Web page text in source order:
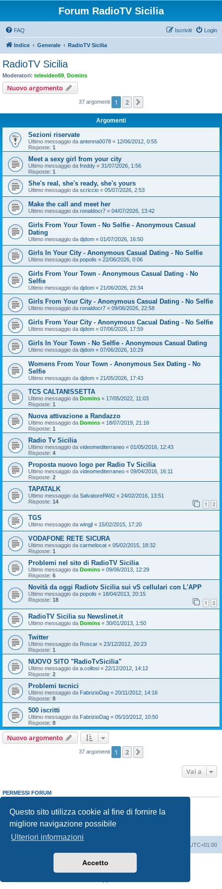
Questo sito utilizza cookie al fine di fornire la
migliore navigazione possibile
Ulteriori informazioni
Accetto
Forum RadioTV Sicilia
FAQ Login
Iscriviti
Indice Generale RadioTV Sicilia
RadioTV Sicilia
Moderatori: televideo69 Domins
Nuovo argomento
37 argomenti 1 2
Argomenti
Sezioni riservate
Ultimo messaggio da antenna0078 « 12/06/2012, 0:55
Risposte: 1
Meet a sexy girl from your city
Ultimo messaggio da freddy « 31/07/2026, 1:56
Risposte: 1
She's real, she's ready, she's yours
Ultimo messaggio da scriccio « 05/07/2026, 2:53
Make the call and meet her
Ultimo messaggio da ronaldocr7 « 04/07/2026, 13:42
Girls From Your Town - No Selfie - Anonymous Casual
Dating
Ultimo messaggio da djdom « 01/07/2026, 16:50
Girls In Your City - Anonymous Casual Dating - No Selfie
Ultimo messaggio da popolis « 22/06/2026, 0:06
Girls From Your Town - Anonymous Casual Dating - No
Selfie
Ultimo messaggio da djdom « 21/06/2026, 23:34
Girls From Your City - Anonymous Casual Dating - No Selfie
Ultimo messaggio da ronaldocr7 « 09/06/2026, 22:58
Girls From Your City - Anonymous Cacual Dating - No Selfie
Ultimo messaggio da djdom « 07/06/2026, 17:59
Girls In Your Town - No Selfie - Anonymous Casual Dating
Ultimo messaggio da djdom « 07/06/2026, 10:29
Womens From Your Town - Anonymous Sex Dating - No
Selfie
Ultimo messaggio da djdom « 21/05/2026, 17:43
TCS CALTANISSETTA
Ultimo messaggio da Domins « 17/05/2022, 11:03
Risposte: 1
Nuova attivazione a Randazzo
Ultimo messaggio da Domins « 18/07/2019, 21:16
Risposte: 1
Radio Tv Sicilia
Ultimo messaggio da videomediterraneo « 01/05/2016, 12:43
Risposte: 4
Proposta nuovo logo per Radio Tv Sicilia
Ultimo messaggio da videomediterraneo « 09/04/2016, 16:11
Risposte: 2
TAPATALK
Ultimo messaggio da SalvatorePA92 « 24/02/2016, 13:51
Risposte: 14 1 2
TGS
Ultimo messaggio da wingjl « 15/02/2015, 17:20
VODAFONE RETE SICURA
Ultimo messaggio da carmelocat « 05/02/2015, 18:32
Risposte: 1
Problemi nel sito di RadioTV Sicilia
Ultimo messaggio da Domins « 09/06/2013, 12:29
Risposte: 6
Novità da oggi Radiotv Sicilia sui vS cellulari con L'APP
Ultimo messaggio da popolis « 18/04/2013, 20:15
Risposte: 18 1 2
RadioTV Sicilia su Newslinet.it
Ultimo messaggio da Domins « 30/01/2013, 1:50
Twitter
Ultimo messaggio da Roscar « 23/12/2012, 20:23
Risposte: 1
NUOVO SITO "RadioTvSicilia"
Ultimo messaggio da a.collosi « 22/12/2012, 14:12
Risposte: 2
Problemi tecnici
Ultimo messaggio da FabrizioDag « 20/11/2012, 14:16
Risposte: 8
500 iscritti
Ultimo messaggio da FabrizioDag « 05/10/2012, 10:50
Risposte: 8
Nuovo argomento
37 argomenti 1 2
Vai a
PERMESSI FORUM
Non puoirispondere negli argomenti
Non puoimodificare i tuoi messaggi
Non puoicancellare i tuoi messaggi
Non puoi
inviare allegati
UTC+01:00
phpBB® Forum Software © phpBB Limited
Traduzione ItalianaphpBB-Italia.it